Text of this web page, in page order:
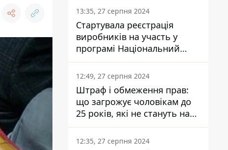
13:35, 27 серпня 2024
Стартувала реєстрація
виробників на участь у
програмі Національний
кешбек: як це зробити
через портал Дія
12:49, 27 серпня 2024
Штраф і обмеження прав:
що загрожує чоловікам до
25 років, які не стануть на
військовий облік
12:35, 27 серпня 2024